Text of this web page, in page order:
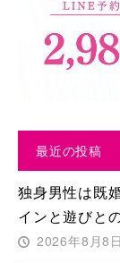
最近の投稿
独身男性は既
インと遊びと
2026年8月8日